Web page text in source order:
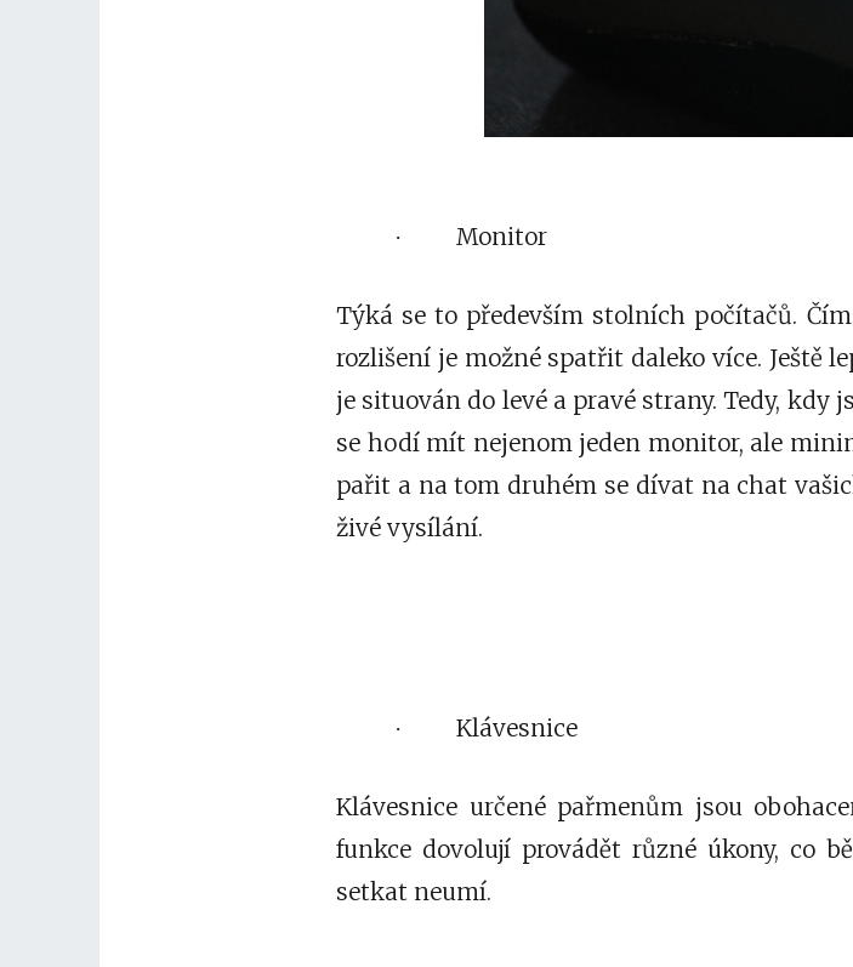
· Monitor
Týká se to především stolních počítačů.
rozlišení je možné spatřit daleko více. Ještě
je situován do levé a pravé strany. Tedy, kdy
se hodí mít nejenom jeden monitor, ale
pařit a na tom druhém se dívat na chat
živé vysílání.
· Klávesnice
Klávesnice určené pařmenům jsou
funkce dovolují provádět různé úkony, co
setkat neumí.